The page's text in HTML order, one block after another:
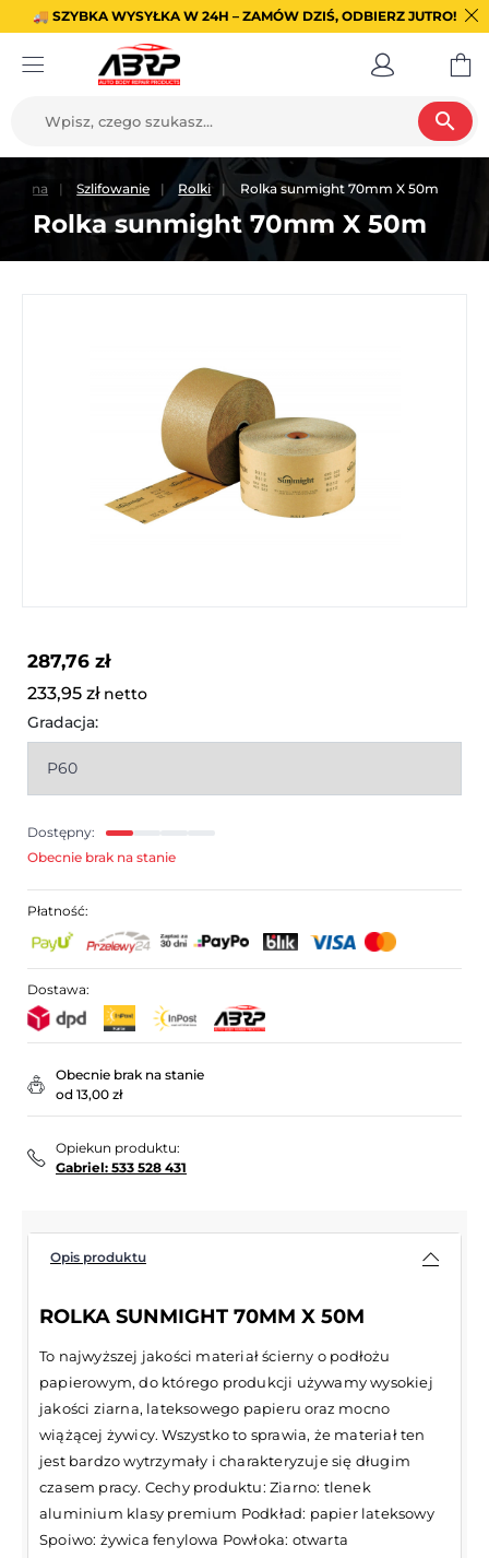
🚚 SZYBKA WYSYŁKA W 24H – ZAMÓW DZIŚ, ODBIERZ JUTRO!
search
Szlifowanie Rolki Rolka sunmight 70mm X 50m
Rolka sunmight 70mm X 50m
287,76 zł
233,95 zł netto
Gradacja:
Dostępny:
Obecnie brak na stanie
Płatność:
Dostawa:
Obecnie brak na stanie
od 13,00 zł
Opiekun produktu:
Gabriel: 533 528 431
Opis produktu
ROLKA SUNMIGHT 70MM X 50M
To najwyższej jakości materiał ścierny o podłożu
papierowym, do którego produkcji używamy wysokiej
jakości ziarna, lateksowego papieru oraz mocno
wiążącej żywicy. Wszystko to sprawia, że materiał ten
jest bardzo wytrzymały i charakteryzuje się długim
czasem pracy. Cechy produktu: Ziarno: tlenek
aluminium klasy premium Podkład: papier lateksowy
Spoiwo: żywica fenylowa Powłoka: otwarta